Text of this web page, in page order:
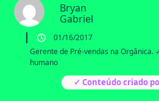
Bryan
Gabriel
01/16/2017
Gerente de Pré-vendas na Orgânica.
humano
✓ Conteúdo criado